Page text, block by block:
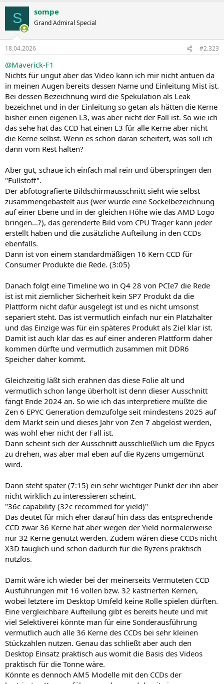
S sompe
Grand Admiral Special
18.04.2026 #2.323
@Maverick-F1
Nichts für ungut aber das Video kann ich mir nicht antuen da
in meinen Augen bereits dessen Name und Einleitung Mist ist.
Bei dessen Bezeichnung wird die Spekulation als Leak
bezeichnet und in der Einleitung so getan als hätten die Kerne
bisher einen eigenen L3, was aber nicht der Fall ist. So wie ich
das sehe hat das CCD hat einen L3 für alle Kerne aber nicht
die Kerne selbst. Wenn es schon daran scheitert, was soll ich
dann vom Rest halten?
Aber gut, schaue ich einfach mal rein und überspringen den
"Füllstoff".
Der abfotografierte Bildschirmausschnitt sieht wie selbst
zusammengebastelt aus (wer würde eine Sockelbezeichnung
auf einer Ebene und in der gleichen Höhe wie das AMD Logo
bringen...?), das gerenderte Bild vom CPU Träger kann jeder
erstellt haben und die zusätzliche Aufteilung in den CCDs
ebenfalls.
Dann ist von einem standardmäßigen 16 Kern CCD für
Consumer Produkte die Rede. (3:05)
Danach folgt eine Timeline wo in Q4 28 von PCIe7 die Rede
ist ist mit ziemlicher Sicherheit kein SP7 Produkt da die
Plattform nicht dafür ausgelegt ist und es nicht umsonst
separiert steht. Das ist vermutlich einfach nur ein Platzhalter
und das Einzige was für ein späteres Produkt als Ziel klar ist.
Damit ist auch klar das es auf einer anderen Plattform daher
kommen dürfte und vermutlich zusammen mit DDR6
Speicher daher kommt.
Gleichzeitig läßt sich erahnen das diese Folie alt und
vermutlich schon lange überholt ist denn dieser Ausschnitt
fängt Ende 2024 an. So wie ich das interpretiere müßte die
Zen 6 EPYC Generation demzufolge seit mindestens 2025 auf
dem Markt sein und dieses Jahr von Zen 7 abgelöst werden,
was wohl eher nicht der Fall ist.
Dann scheint sich der Ausschnitt ausschließlich um die Epycs
zu drehen, was aber mal eben auf die Ryzens umgemünzt
wird.
Dann steht später (7:15) ein sehr wichtiger Punkt der ihn aber
nicht wirklich zu interessieren scheint.
"36c capability (32c recommed for yield)"
Das deutet für mich eher darauf hin dass das entsprechende
CCD zwar 36 Kerne hat aber wegen der Yield normalerweise
nur 32 Kerne genutzt werden. Zudem wären diese CCDs nicht
X3D tauglich und schon dadurch für die Ryzens praktisch
nutzlos.
Damit wäre ich wieder bei der meinerseits Vermuteten CCD
Ausführungen mit 16 vollen bzw. 32 kastrierten Kernen,
wobei letztere im Desktop Umfeld keine Rolle spielen dürften.
Eine vergleichbare Aufteilung gibt es bereits heute und mit
viel Selektiverei könnte man für eine Sonderausführung
vermutlich auch alle 36 Kerne des CCDs bei sehr kleinen
Stückzahlen nutzen. Genau das schließt aber auch den
Desktop Einsatz praktisch aus womit die Basis des Videos
praktisch für die Tonne wäre.
Könnte es dennoch AM5 Modelle mit den CCDs der